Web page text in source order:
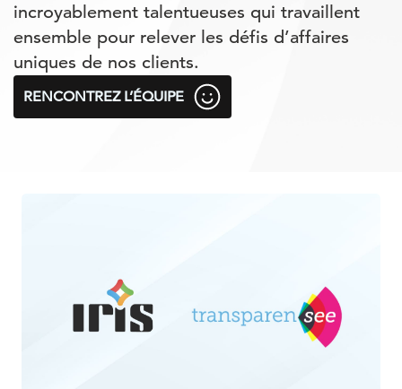
incroyablement talentueuses qui travaillent
ensemble pour relever les défis d’affaires
uniques de nos clients.
RENCONTREZ L’ÉQUIPE